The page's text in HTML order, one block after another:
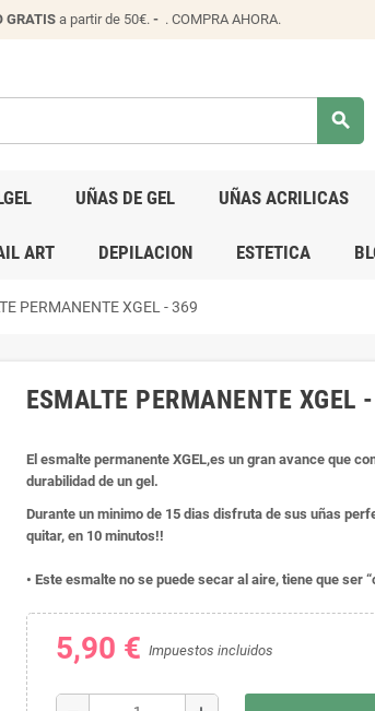
GRATIS a partir de 50€. - . COMPRA AHORA.
search
UÑAS DE GEL UÑAS ACRILICAS
ART DEPILACION ESTETICA
PERMANENTE XGEL - 369
ESMALTE PERMANENTE XGEL
El esmalte permanente XGEL,es un gran avance que
durabilidad de un gel.
Durante un minimo de 15 dias disfruta de sus uñas
quitar, en 10 minutos!!
• Este esmalte no se puede secar al aire, tiene que ser
5,90 € Impuestos incluidos